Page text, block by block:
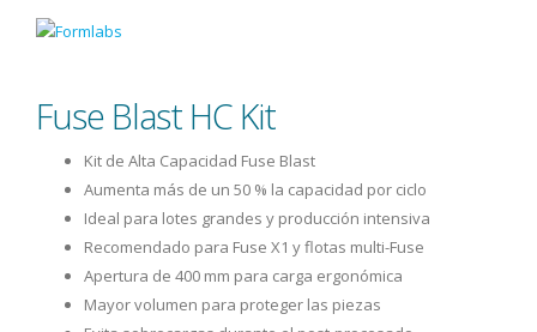
Fuse Blast HC Kit
Kit de Alta Capacidad Fuse Blast
Aumenta más de un 50 % la capacidad por ciclo
Ideal para lotes grandes y producción intensiva
Recomendado para Fuse X1 y flotas multi-Fuse
Apertura de 400 mm para carga ergonómica
Mayor volumen para proteger las piezas